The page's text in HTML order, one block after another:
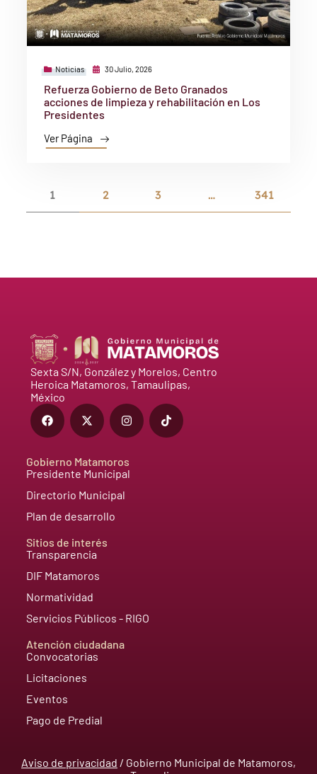
Noticias 30 Julio, 2026
Refuerza Gobierno de Beto Granados
acciones de limpieza y rehabilitación en Los
Presidentes
Ver Página
1 2 3 … 341
Sexta S/N, González y Morelos, Centro
Heroica Matamoros, Tamaulipas,
México
Gobierno Matamoros
Presidente Municipal
Directorio Municipal
Plan de desarrollo
Sitios de interés
Transparencia
DIF Matamoros
Normatividad
Servicios Públicos - RIGO
Atención ciudadana
Convocatorias
Licitaciones
Eventos
Pago de Predial
Aviso de privacidad / Gobierno Municipal de Matamoros,